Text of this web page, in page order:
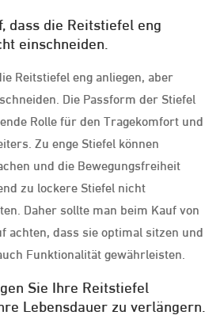
dass die Reitstiefel eng
einschneiden.
Reitstiefel eng anliegen, aber
Die Passform der Stiefel
Rolle für den Tragekomfort und
Zu enge Stiefel können
und die Bewegungsfreiheit
zu lockere Stiefel nicht
Daher sollte man beim Kauf von
achten, dass sie optimal sitzen und
Funktionalität gewährleisten.
Sie Ihre Reitstiefel
Lebensdauer zu verlängern.